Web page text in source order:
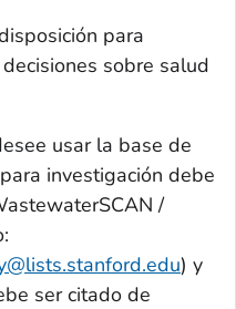
para
sobre salud
usar la base de
investigación debe
/
) y
ser citado de